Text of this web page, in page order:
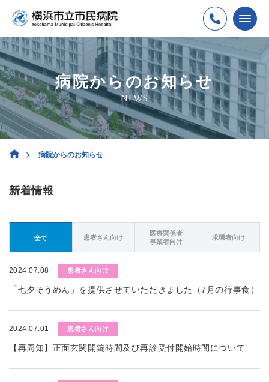
病院からのお知らせ
NEWS
病院からのお知らせ
新着情報
全て 患者さん向け
医療関係者
事業者向け
求職者向け
2024.07.08 患者さん向け
「七夕そうめん」を提供させていただきました（7月の行事食）
2024.07.01 患者さん向け
【再周知】正面玄関開錠時間及び再診受付開始時間について